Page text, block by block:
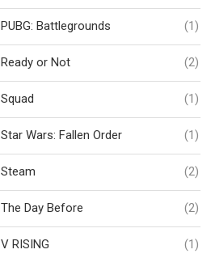
PUBG: Battlegrounds (1)
Ready or Not (2)
Squad (1)
Star Wars: Fallen Order (1)
Steam (2)
The Day Before (2)
V RISING (1)